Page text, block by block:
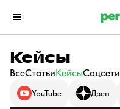
Кейсы
ВсеСтатьиКейсыСоцсети
YouTube Дзен